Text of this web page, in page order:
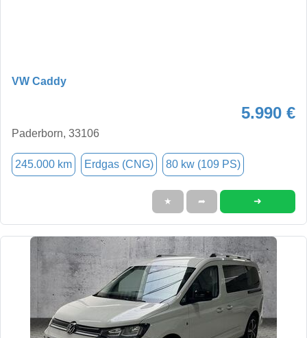
VW Caddy
5.990 €
Paderborn, 33106
245.000 km Erdgas (CNG) 80 kw (109 PS)
★ ➦ ➜